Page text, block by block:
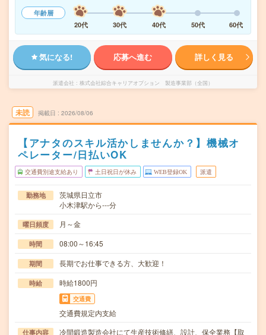
年齢層
20代
30代 40代 50代 60代
気になる! 応募へ進む 詳しく見る
派遣会社 株式会社綜合キャリアオプション 製造事業部（全国）
未読 掲載日 2026/08/06
【アナタのスキル活かしませんか？】機械オ
ペレーター/日払いOK
交通費別途支給あり 土日祝日が休み WEB登録OK 派遣
勤務地
茨城県日立市
小木津駅から---分
曜日頻度 月～金
時間 08:00～16:45
期間 長期でお仕事できる方、大歓迎！
時給 時給1800円
交通費
交通費規定内支給
仕事内容 冷間鍛造製造会社にて生産技術修繕、設計、保全業務【取